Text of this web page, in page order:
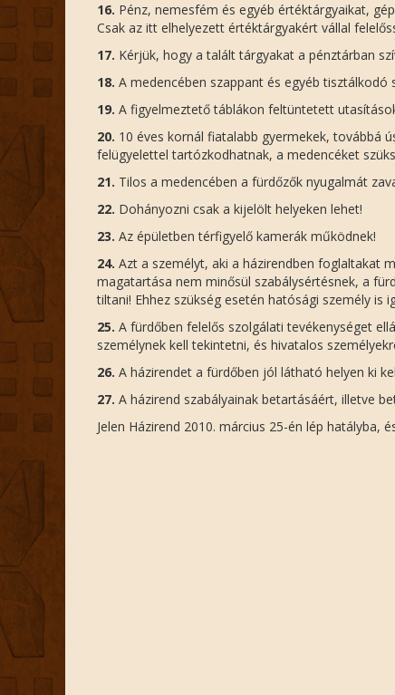
16. Pénz, nemesfém és egyéb értéktárgyaikat,
Csak az itt elhelyezett értéktárgyakért vállal
17. Kérjük, hogy a talált tárgyakat a pénztárban
18. A medencében szappant és egyéb tisztálkodó
19. A figyelmeztető táblákon feltüntetett
20. 10 éves kornál fiatalabb gyermekek, továbbá
felügyelettel tartózkodhatnak, a medencéket
21. Tilos a medencében a fürdőzők nyugalmát
22. Dohányozni csak a kijelölt helyeken lehet!
23. Az épületben térfigyelő kamerák működnek!
24. Azt a személyt, aki a házirendben foglaltakat
magatartása nem minősül szabálysértésnek, a
tiltani! Ehhez szükség esetén hatósági személy is
25. A fürdőben felelős szolgálati tevékenységet
személynek kell tekintetni, és hivatalos
26. A házirendet a fürdőben jól látható helyen ki
27. A házirend szabályainak betartásáért, illetve
Jelen Házirend 2010. március 25-én lép hatályba,